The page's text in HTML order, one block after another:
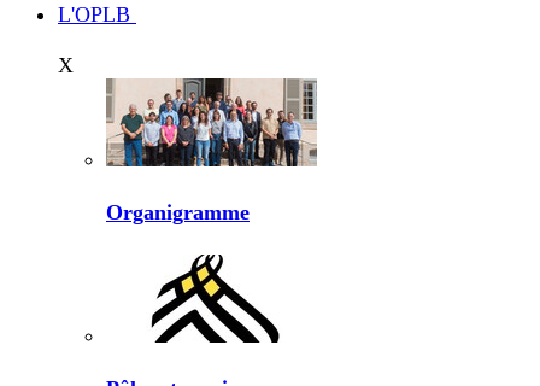
L'OPLB
X
Organigramme